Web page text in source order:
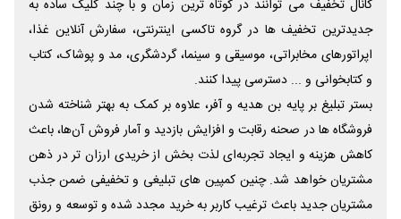
کانال تخفیف می توانند در کوتاه ترین زمان و با چند کلیک ساده به
جدیدترین تخفیف ها در گروه تاکسی اینترنتی، سفارش آنلاین غذا،
اپراتورهای مخابراتی، موسیقی و سینما، گردشگری، مد و پوشاک، کتاب
و کتابخوانی و ... دسترسی پیدا کنند.
بستر تبلیغ بر پایه بن هدیه و آفر، علاوه بر کمک به بهتر شناخته شدن
فروشگاه ها در صحنه رقابت و افزایش بازدید و آمار فروش آن‌ها، باعث
کاهش هزینه و ایجاد تجربه‌ای لذت بخش از خریدی ارزان تر در ذهن
مشتریان خواهد شد. چنین کمپین های تبلیغی و تخفیفی ضمن جذب
مشتریان جدید باعث ترغیب کاربر به خرید مجدد شده و توسعه و رونق